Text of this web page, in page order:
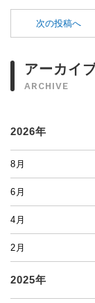
次の投稿へ
アーカイ
ARCHIVE
2026年
8月
6月
4月
2月
2025年